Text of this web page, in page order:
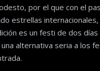
por el que con el
estrellas
es un festi de dos
alternativa seria a los